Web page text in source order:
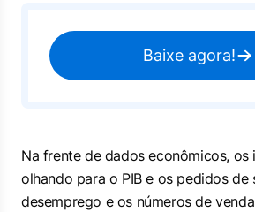
Baixe agora!
Na frente de dados econômicos, os
olhando para o PIB e os pedidos de
desemprego e os números de